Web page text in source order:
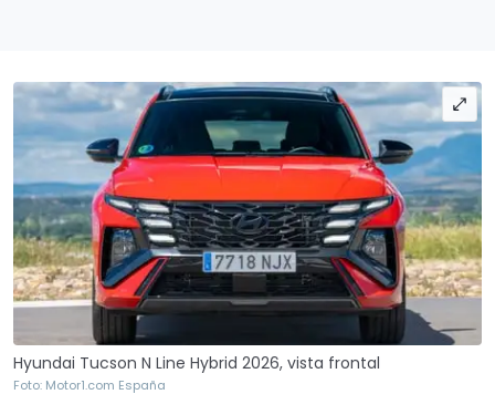
Hyundai Tucson N Line Hybrid 2026, vista frontal
Foto: Motor1.com España